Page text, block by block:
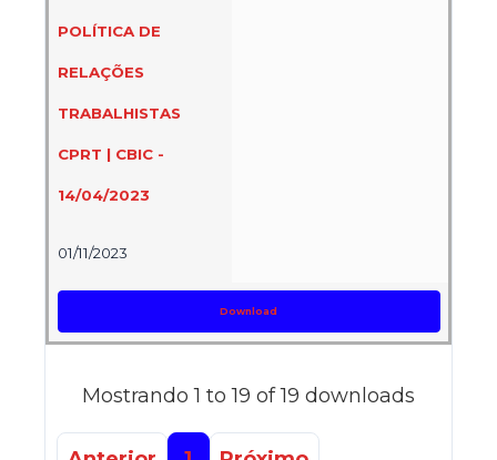
POLÍTICA DE
RELAÇÕES
TRABALHISTAS
CPRT | CBIC -
14/04/2023
01/11/2023
Download
Mostrando 1 to 19 of 19 downloads